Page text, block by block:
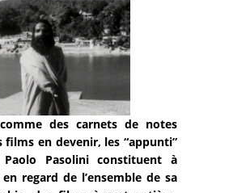
des carnets de notes
films en devenir, les “appunti”
Pasolini constituent à
regard de l’ensemble de sa